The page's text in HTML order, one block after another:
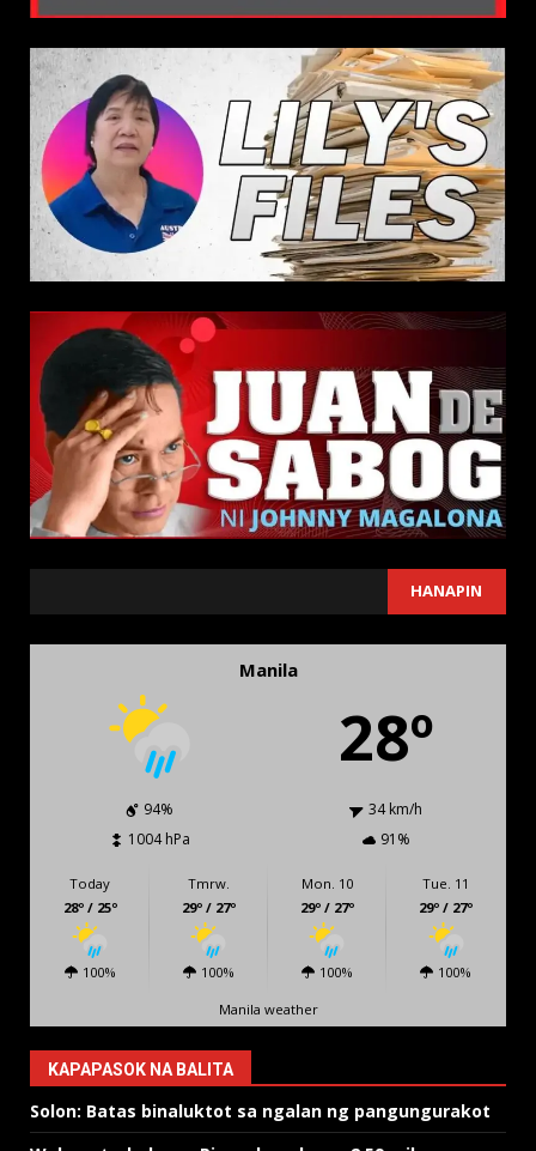
HANAPIN
Manila
28º
94%
34 km/h
1004 hPa
91%
Today
28º / 25º
100%
Tmrw.
29º / 27º
100%
Mon. 10
29º / 27º
100%
Tue. 11
29º / 27º
100%
Manila weather
KAPAPASOK NA BALITA
Solon: Batas binaluktot sa ngalan ng pangungurakot